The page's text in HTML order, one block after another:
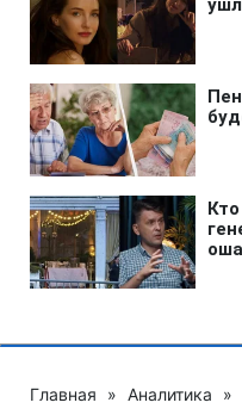
Главная » Аналитика »